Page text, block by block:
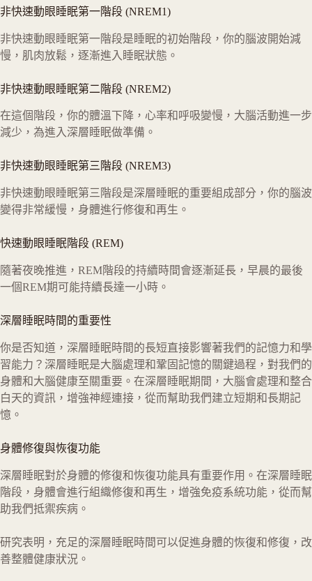
非快速動眼睡眠第一階段 (NREM1)
非快速動眼睡眠第一階段是睡眠的初始階段，你的腦波開始減
慢，肌肉放鬆，逐漸進入睡眠狀態。
非快速動眼睡眠第二階段 (NREM2)
在這個階段，你的體溫下降，心率和呼吸變慢，大腦活動進一步
減少，為進入深層睡眠做準備。
非快速動眼睡眠第三階段 (NREM3)
非快速動眼睡眠第三階段是深層睡眠的重要組成部分，你的腦波
變得非常緩慢，身體進行修復和再生。
快速動眼睡眠階段 (REM)
隨著夜晚推進，REM階段的持續時間會逐漸延長，早晨的最後
一個REM期可能持續長達一小時。
深層睡眠時間的重要性
你是否知道，深層睡眠時間的長短直接影響著我們的記憶力和學
習能力？深層睡眠是大腦處理和鞏固記憶的關鍵過程，對我們的
身體和大腦健康至關重要。在深層睡眠期間，大腦會處理和整合
白天的資訊，增強神經連接，從而幫助我們建立短期和長期記
憶。
身體修復與恢復功能
深層睡眠對於身體的修復和恢復功能具有重要作用。在深層睡眠
階段，身體會進行組織修復和再生，增強免疫系統功能，從而幫
助我們抵禦疾病。
研究表明，充足的深層睡眠時間可以促進身體的恢復和修復，改
善整體健康狀況。